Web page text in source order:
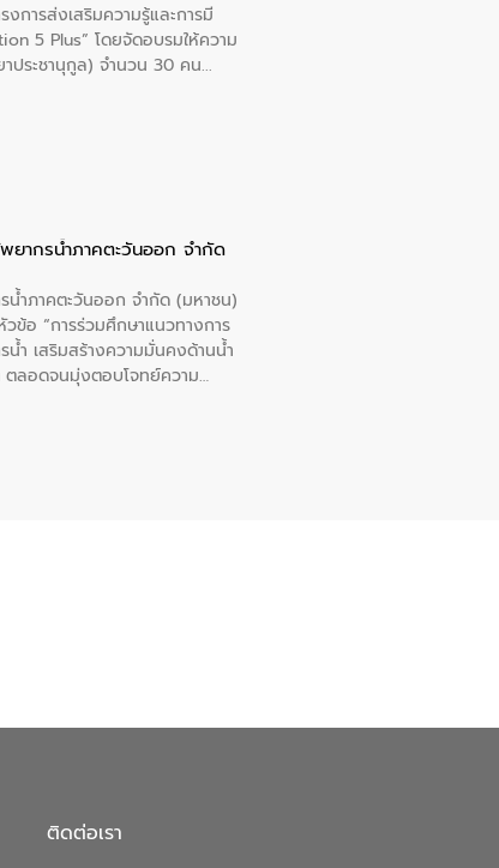
การส่งเสริมความรู้และการมี
5 Plus” โดยจัดอบรมให้ความ
าประชานุกูล) จำนวน 30 คน
ากรน้ำภาคตะวันออก จำกัด
ำภาคตะวันออก จำกัด (มหาชน)
อ “การร่วมศึกษาแนวทางการ
น้ำ เสริมสร้างความมั่นคงด้านน้ำ
ตลอดจนมุ่งตอบโจทย์ความ
ครั้งนี้เป็นการดึงจุดแข็งและ
งแวดล้อมได้อย่างเป็นรูปธรรม
ร่วมวางรากฐานโครงสร้างพื้น
านสากล
ติดต่อเรา